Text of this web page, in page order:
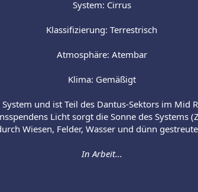
System: Cirrus
Klassifizierung: Terrestrisch
Atmosphäre: Atembar
Klima: Gemäßigt​
und ist Teil des Dantus-Sektors im Mid
Licht sorgt die Sonne des Systems
Wiesen, Felder, Wasser und dünn
In Arbeit...